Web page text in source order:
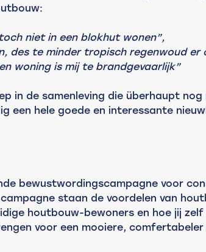
niet in een blokhut wonen”,
des te minder tropisch regenwoud er
woning is mij te brandgevaarlijk”
in de samenleving die überhaupt
een hele goede en interessante
bewustwordingscampagne voor
staan de voordelen van
houtbouw-bewoners en hoe jij zelf
voor een mooiere, comfertabeler